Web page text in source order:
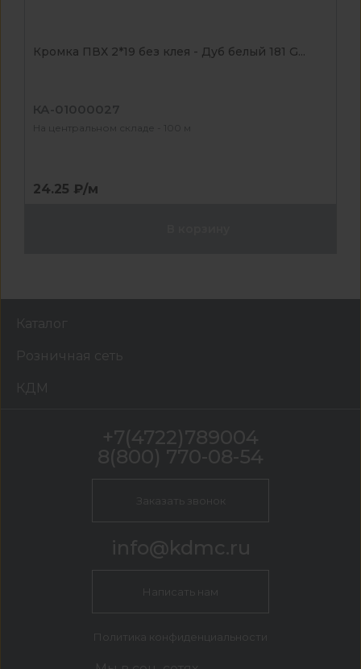
Кромка ПВХ 2*19 без клея - Дуб белый 181 G...
КА-01000027
На центральном складе - 100 м
24.25 ₽/м
Каталог
Розничная сеть
КДМ
+7(4722)789004
8(800) 770-08-54
Заказать звонок
info@kdmc.ru
Написать нам
Политика конфиденциальности